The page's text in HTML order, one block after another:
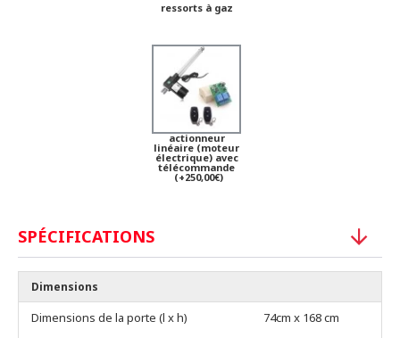
ressorts à gaz
actionneur
linéaire (moteur
électrique) avec
télécommande
(+250,00€)
SPÉCIFICATIONS
Dimensions
Dimensions de la porte (l x h)
74cm x 168 cm